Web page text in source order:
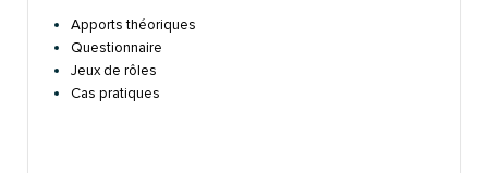
Apports théoriques
Questionnaire
Jeux de rôles
Cas pratiques